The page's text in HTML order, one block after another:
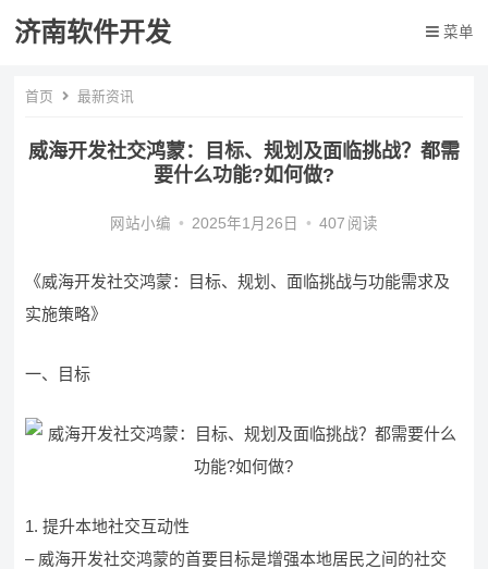
济南软件开发 菜单
首页 最新资讯
威海开发社交鸿蒙：目标、规划及面临挑战？都需
要什么功能?如何做?
网站小编 • 2025年1月26日 • 407 阅读
《威海开发社交鸿蒙：目标、规划、面临挑战与功能需求及
实施策略》
一、目标
1. 提升本地社交互动性
– 威海开发社交鸿蒙的首要目标是增强本地居民之间的社交